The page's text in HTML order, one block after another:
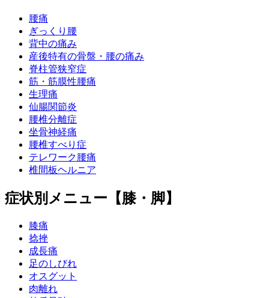
腰痛
ぎっくり腰
背中の痛み
産後特有の骨盤・腰の痛み
脊柱管狭窄症
筋・筋膜性腰痛
生理痛
仙腸関節炎
腰椎分離症
坐骨神経痛
腰椎すべり症
テレワーク腰痛
椎間板ヘルニア
症状別メニュー【膝・脚】
膝痛
捻挫
成長痛
足のしびれ
オスグット
肉離れ